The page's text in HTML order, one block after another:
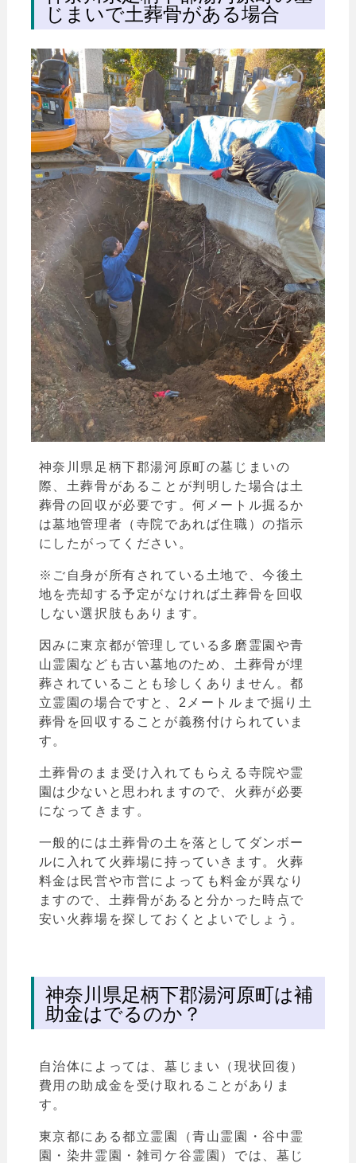
じまいで土葬骨がある場合
神奈川県足柄下郡湯河原町の墓じまいの
際、土葬骨があることが判明した場合は土
葬骨の回収が必要です。何メートル掘るか
は墓地管理者（寺院であれば住職）の指示
にしたがってください。
※ご自身が所有されている土地で、今後土
地を売却する予定がなければ土葬骨を回収
しない選択肢もあります。
因みに東京都が管理している多磨霊園や青
山霊園なども古い墓地のため、土葬骨が埋
葬されていることも珍しくありません。都
立霊園の場合ですと、2メートルまで掘り土
葬骨を回収することが義務付けられていま
す。
土葬骨のまま受け入れてもらえる寺院や霊
園は少ないと思われますので、火葬が必要
になってきます。
一般的には土葬骨の土を落としてダンボー
ルに入れて火葬場に持っていきます。 火葬
料金は民営や市営によっても料金が異なり
ますので、土葬骨があると分かった時点で
安い火葬場を探しておくとよいでしょう。
神奈川県足柄下郡湯河原町は補
助金はでるのか？
自治体によっては、墓じまい（現状回復）
費用の助成金を受け取れることがありま
す。
東京都にある都立霊園（青山霊園・谷中霊
園・染井霊園・雑司ケ谷霊園）では、墓じ